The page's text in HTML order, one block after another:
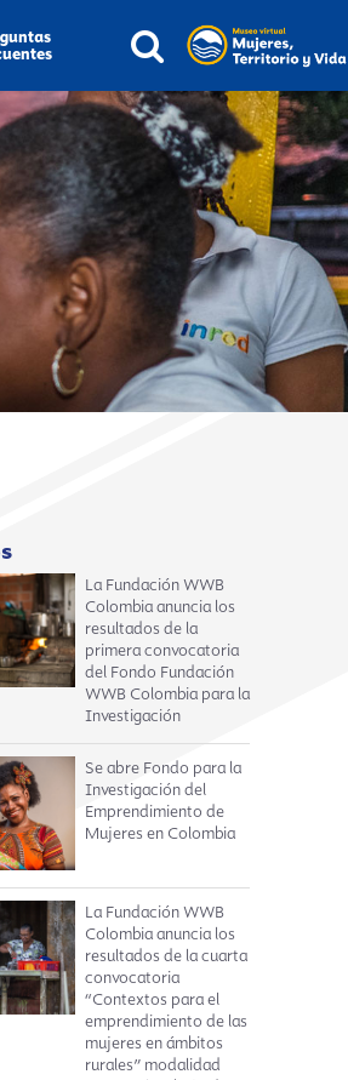
La Fundación WWB
Colombia anuncia los
resultados de la
primera convocatoria
del Fondo Fundación
WWB Colombia para la
Investigación
Se abre Fondo para la
Investigación del
Emprendimiento de
Mujeres en Colombia
La Fundación WWB
Colombia anuncia los
resultados de la cuarta
convocatoria
“Contextos para el
emprendimiento de las
mujeres en ámbitos
rurales” modalidad